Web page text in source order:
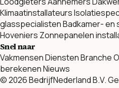
Klimaatinstallateurs
glasspecialistenBadkamer- en
Hoveniers Zonnepanelen
Snel naar
VakmensenDienstenBranche
berekenenNieuws
© 2026 BedrijfNederland B.V.